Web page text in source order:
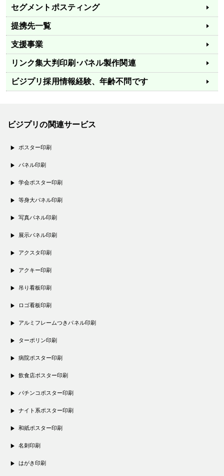
セグメントポスティング
提携先一覧
支援事業
リンク集大判印刷･パネル製作関連
ビジプリ採用情報経験、年齢不問です
ビジプリの関連サービス
ポスター印刷
パネル印刷
学会ポスター印刷
等身大パネル印刷
写真パネル印刷
展示パネル印刷
アクスタ印刷
アクキー印刷
吊り看板印刷
ロゴ看板印刷
アルミフレームつきパネル印刷
ターポリン印刷
病院ポスター印刷
飲食店ポスター印刷
パチンコポスター印刷
ナイト系ポスター印刷
和紙ポスター印刷
名刺印刷
はがき印刷